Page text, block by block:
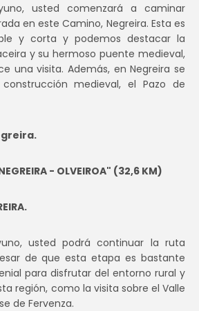
usted comenzará a caminar
en este Camino, Negreira. Esta es
y corta y podemos destacar la
y su hermoso puente medieval,
una visita. Además, en Negreira se
medieval, el Pazo de
- OLVEIROA" (32,6 KM)
usted podrá continuar la ruta
de que esta etapa es bastante
para disfrutar del entorno rural y
región, como la visita sobre el Valle
de Fervenza.